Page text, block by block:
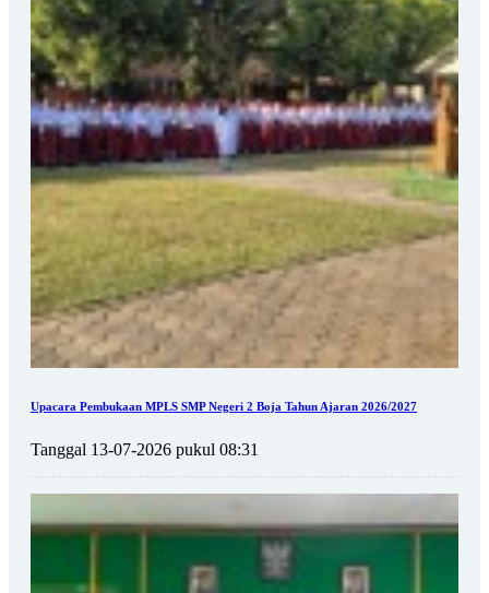
Upacara Pembukaan MPLS SMP Negeri 2 Boja Tahun Ajaran 2026/2027
Tanggal 13-07-2026 pukul 08:31